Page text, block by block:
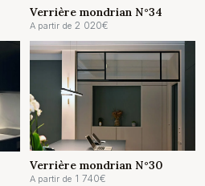
Verrière mondrian N°34
A partir de 2 020€
Verrière mondrian N°30
A partir de 1 740€